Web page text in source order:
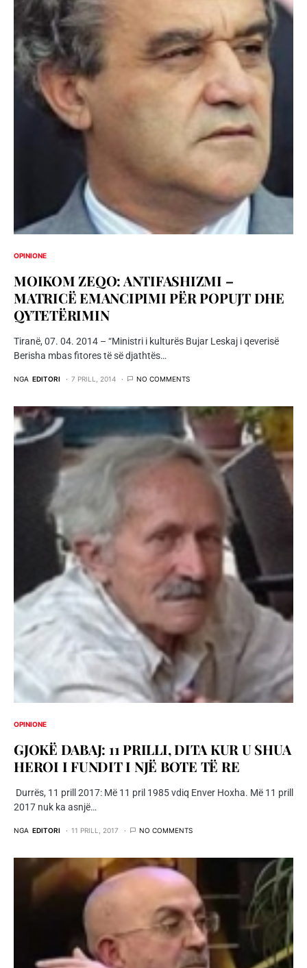
OPINIONE
MOIKOM ZEQO: ANTIFASHIZMI –
MATRICË EMANCIPIMI PËR POPUJT DHE
QYTETËRIMIN
Tiranë, 07. 04. 2014 – “Ministri i kulturës Bujar Leskaj i qeverisë
Berisha mbas fitores të së djathtës…
NGA EDITORI 7 PRILL, 2014 NO COMMENTS
OPINIONE
GJOKË DABAJ: 11 PRILLI, DITA KUR U SHUA
HEROI I FUNDIT I NJË BOTE TË RE
Durrës, 11 prill 2017: Më 11 pril 1985 vdiq Enver Hoxha. Më 11 prill
2017 nuk ka asnjë…
NGA EDITORI 11 PRILL, 2017 NO COMMENTS